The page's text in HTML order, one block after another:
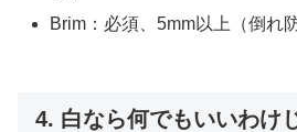
Brim：必須、5mm以上（倒れ
4. 白なら何でもいいわけ